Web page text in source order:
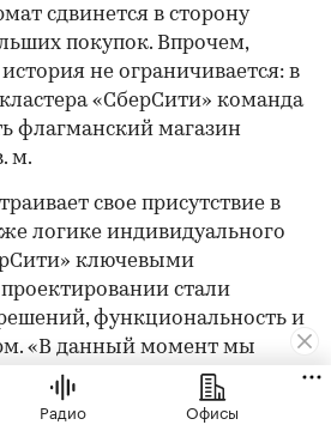
сдвинется в сторону
покупок. Впрочем,
не ограничивается: в
«СберСити» команда
флагманский магазин
м.
свое присутствие в
логике индивидуального
ключевыми
стали
функциональность и
«В данный момент мы
интеграции
GigaChat, так как
Радио Офисы